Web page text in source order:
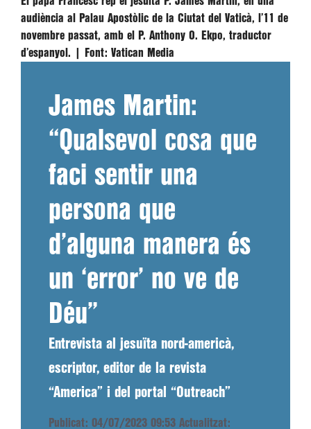
audiència al Palau Apostòlic de la Ciutat del Vaticà, l’11 de
novembre passat, amb el P. Anthony O. Ekpo, traductor
d’espanyol. |
Font: Vatican Media
James Martin:
“Qualsevol cosa que
faci sentir una
persona que
d’alguna manera és
un ‘error’ no ve de
Déu”
Entrevista al jesuïta nord-americà,
escriptor, editor de la revista
“America” i del portal “Outreach”
Publicat: 04/07/2023 09:53 Actualitzat: